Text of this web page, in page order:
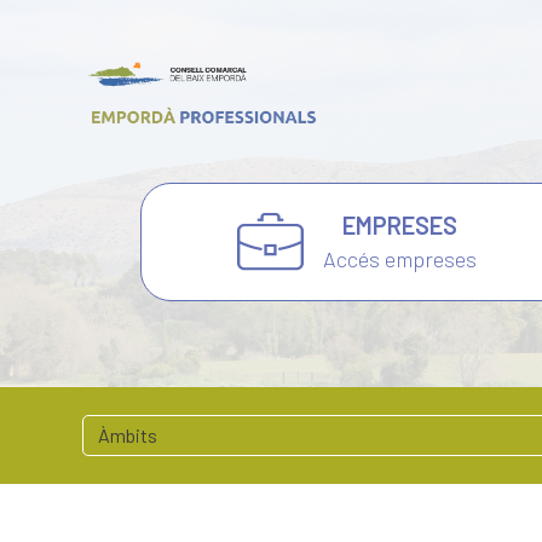
EMPRESES
Accés empreses